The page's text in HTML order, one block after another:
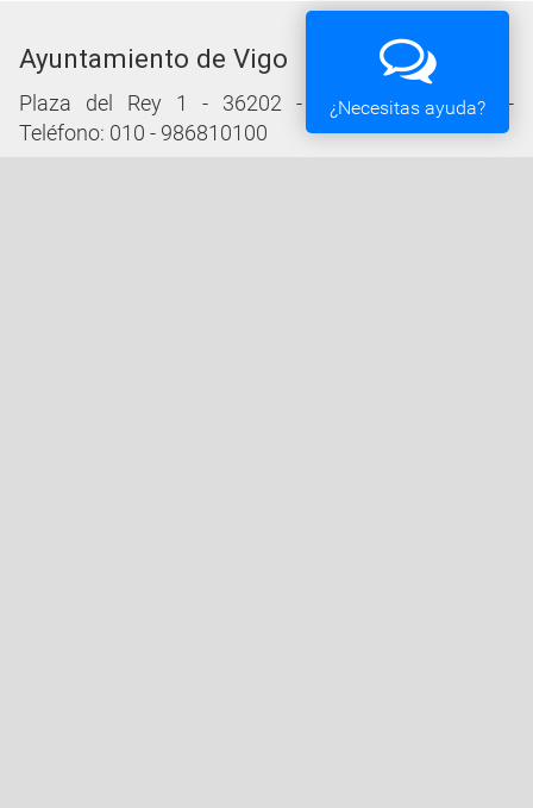
Ayuntamiento de Vigo
Plaza del Rey 1 - 36202 - Vigo (Pontevedra) -
Teléfono: 010 - 986810100
¿Necesitas ayuda?